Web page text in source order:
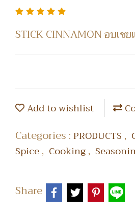
STICK CINNAMON อบเชย
Add to wishlist
Categories :PRODUCTS ,
Spice, Cooking,
Share